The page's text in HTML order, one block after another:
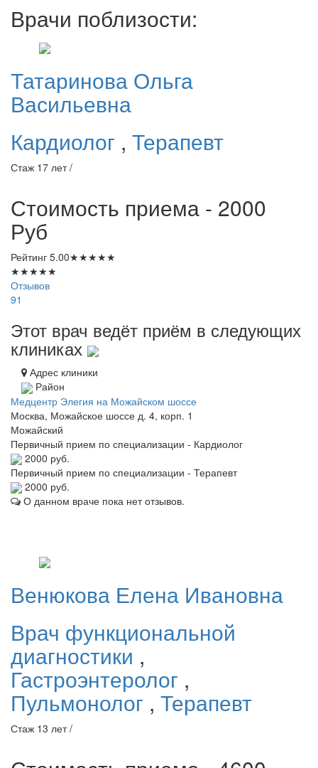
Врачи поблизости:
Татаринова Ольга
Васильевна
Кардиолог , Терапевт
Стаж 17 лет /
Стоимость приема - 2000
Руб
Рейтинг 5.00★★★★★
★★★★★
Отзывов
91
Этот врач ведёт приём в следующих
клиниках
Адрес клиники
Район
Медцентр Элегия на Можайском шоссе
Москва, Можайское шоссе д. 4, корп. 1
Можайский
Первичный прием по специализации - Кардиолог
2000 руб.
Первичный прием по специализации - Терапевт
2000 руб.
О данном враче пока нет отзывов.
Венюкова Елена Ивановна
Врач функциональной
диагностики ,
Гастроэнтеролог ,
Пульмонолог , Терапевт
Стаж 13 лет /